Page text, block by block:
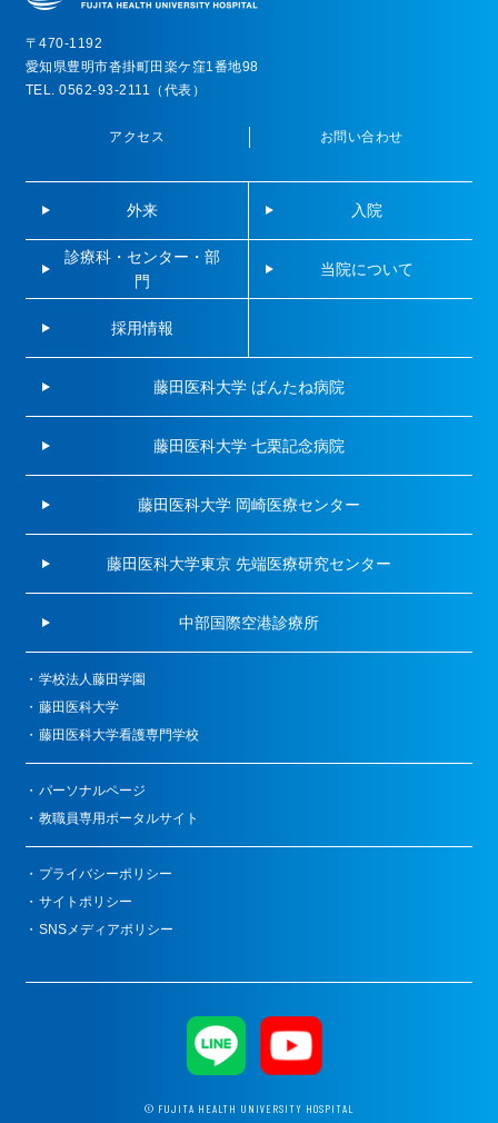
〒470-1192
愛知県豊明市沓掛町田楽ケ窪1番地98
TEL. 0562-93-2111（代表）
アクセス お問い合わせ
© FUJITA HEALTH UNIVERSITY HOSPITAL
外来 入院
診療科・センター・部
門
当院について
採用情報
藤田医科大学 ばんたね病院
藤田医科大学 七栗記念病院
藤田医科大学 岡崎医療センター
藤田医科大学東京 先端医療研究センター
中部国際空港診療所
学校法人藤田学園
藤田医科大学
藤田医科大学看護専門学校
パーソナルページ
教職員専用ポータルサイト
プライバシーポリシー
サイトポリシー
SNSメディアポリシー